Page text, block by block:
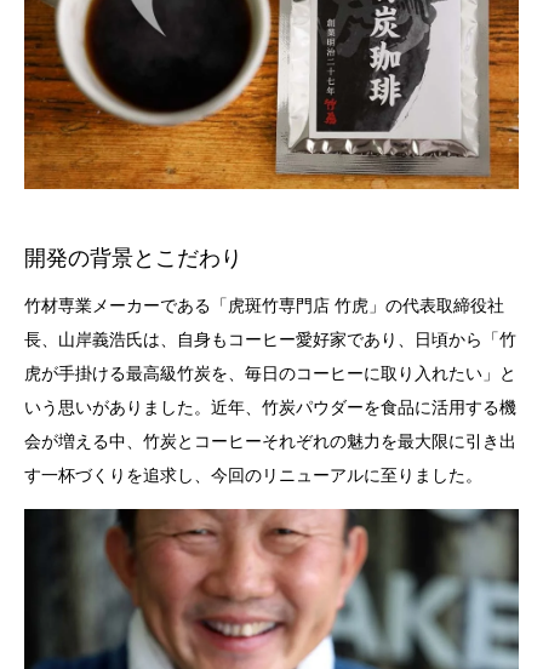
開発の背景とこだわり
竹材専業メーカーである「虎斑竹専門店 竹虎」の代表取締役社
長、山岸義浩氏は、自身もコーヒー愛好家であり、日頃から「竹
虎が手掛ける最高級竹炭を、毎日のコーヒーに取り入れたい」と
いう思いがありました。近年、竹炭パウダーを食品に活用する機
会が増える中、竹炭とコーヒーそれぞれの魅力を最大限に引き出
す一杯づくりを追求し、今回のリニューアルに至りました。